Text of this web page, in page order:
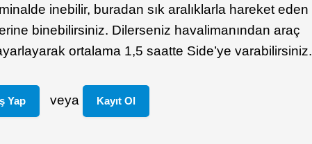
inebilir, buradan sık aralıklarla hareket eden
binebilirsiniz. Dilerseniz havalimanından araç
ortalama 1,5 saatte Side’ye varabilirsiniz.
Yap veya Kayıt Ol